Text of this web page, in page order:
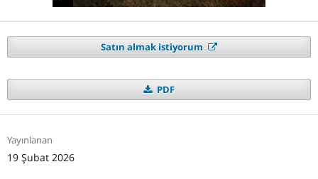
Satın almak istiyorum
PDF
Yayınlanan
19 Şubat 2026